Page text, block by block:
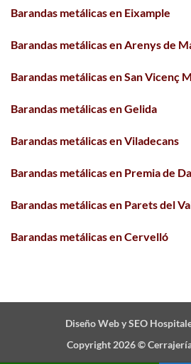
Barandas metálicas en Eixample
Barandas metálicas en Arenys de
Barandas metálicas en San Vicenç
Barandas metálicas en Gelida
Barandas metálicas en Viladecans
Barandas metálicas en Premia de
Barandas metálicas en Parets del
Barandas metálicas en Cervelló
Diseño Web y SEO
Copyright 2026 ©